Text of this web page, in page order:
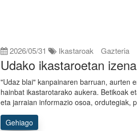
2026/05/31 Ikastaroak Gazteria
Udako ikastaroetan
"Udaz blai" kanpainaren barruan, aurten
hainbat ikastarotarako aukera. Betikoak
eta jarraian informazio osoa, ordutegiak,
Gehiago